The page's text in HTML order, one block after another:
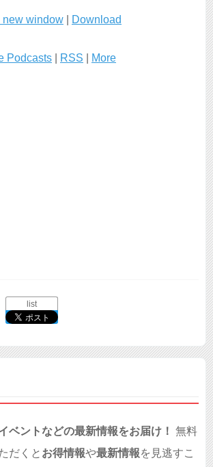
new window Download
Podcasts RSS More
list
ベントなどの最新情報をお届け！ 無料
だくと お得情報や最新情報を見逃すこ